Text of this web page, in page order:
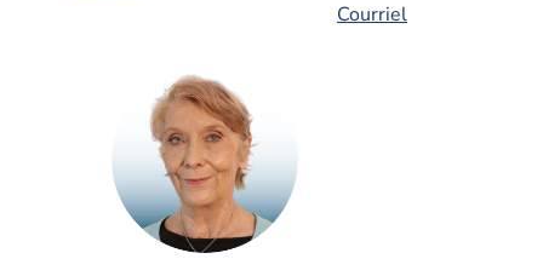
Courriel